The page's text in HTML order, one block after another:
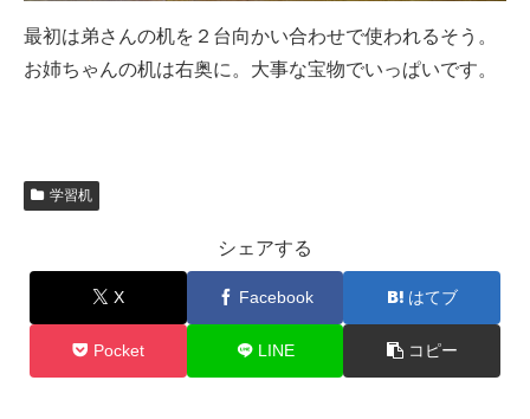
最初は弟さんの机を２台向かい合わせで使われるそう。
お姉ちゃんの机は右奥に。大事な宝物でいっぱいです。
学習机
シェアする
X Facebook はてブ
Pocket LINE コピー